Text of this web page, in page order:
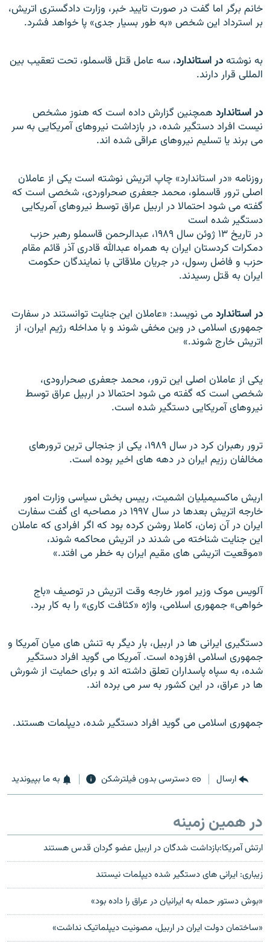
خانم برگر اما گفت در صورت تاييد خبر، وزارت دادگستری اتريش،
بر استرداد اين شخص «به طور بسيار جدی» پا خواهد فشرد.
به نوشتهدر استاندارد، سه عامل قتل قاسملو، تحت تعقيب بين
المللی قرار دارند.
در استاندارد همچنين گزارش داده است که هنوز مشخص
نيست افراد دستگير شده، در بازداشت نيروهای آمريکايی به سر
می برند يا تسليم نيروهای عراقی شده اند.
روزنامه «در استاندارد» چاپ اتریش نوشته است يکی از عاملان
اصلی ترور قاسملو، محمد جعفری صحراوردی، شخصی است که
گفته می شود احتمالا در اربيل عراق توسط نيروهای آمريکايی
دستگير شده است
در تاريخ ۱۳ ژوئن سال ۱۹۸۹، عبدالرحمن قاسملو رهبر حزب
دمکرات کردستان ايران به همراه عبدالله قادری آذر قائم مقام
حزب و فاضل رسول، در جريان ملاقاتی با نمايندگان حکومت
ايران به قتل رسيدند.
در استانداردمی نويسد: «عاملان اين جنايت توانستند در سفارت
جمهوری اسلامی در وين مخفی شوند و با مداخله رژيم ايران، از
اتريش خارج شوند.»
يکی از عاملان اصلی اين ترور، محمد جعفری صحرارودی،
شخصی است که گفته می شود احتمالا در اربيل عراق توسط
نيروهای آمريکايی دستگير شده است.
ترور رهبران کرد در سال ۱۹۸۹، يکی از جنجالی ترين ترورهای
مخالفان رزيم ايران در دهه های اخير بوده است.
اريش ماکسيميليان اشميت، رييس بخش سياسی وزارت امور
خارجه اتريش بعدها در سال ۱۹۹۷ در مصاحبه ای گفت سفارت
ايران در آن زمان، کاملا روشن کرده بود که اگر افرادی که عاملان
اين جنايت شناخته می شدند در اتريش محاکمه شوند،
«موقعیت اتريشی های مقيم ايران به خطر می افتد.»
آلويس موک وزير امور خارجه وقت اتريش در توصيف «باج
خواهی» جمهوری اسلامی، واژه «کثافت کاری» را به کار برد.
دستگيری ايرانی ها در اربيل، بار ديگر به تنش های ميان آمريکا و
جمهوری اسلامی افزوده است. آمريکا می گويد افراد دستگير
شده، به سپاه پاسداران تعلق داشته اند و برای حمايت از شورش
ها در عراق، در اين کشور به سر می برده اند.
جمهوری اسلامی می گويد افراد دستگير شده، ديپلمات هستند.
ارسال دسترسی بدون فیلترشکن به ما بپیوندید
در همین زمینه
ارتش آمریکا:بازداشت شدگان در اربیل عضو گردان قدس هستند
زیباری: ايرانی های دستگير شده ديپلمات نيستند
«بوش دستور حمله به ایرانیان در عراق را داده بود»
«ساختمان دولت ایران در اربیل، مصونیت دیپلماتیک نداشت»